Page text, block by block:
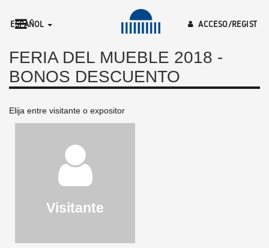
ESPAÑOL ACCESO/REGIST
FERIA DEL MUEBLE 2018 -
BONOS DESCUENTO
Elija entre visitante o expositor
Visitante